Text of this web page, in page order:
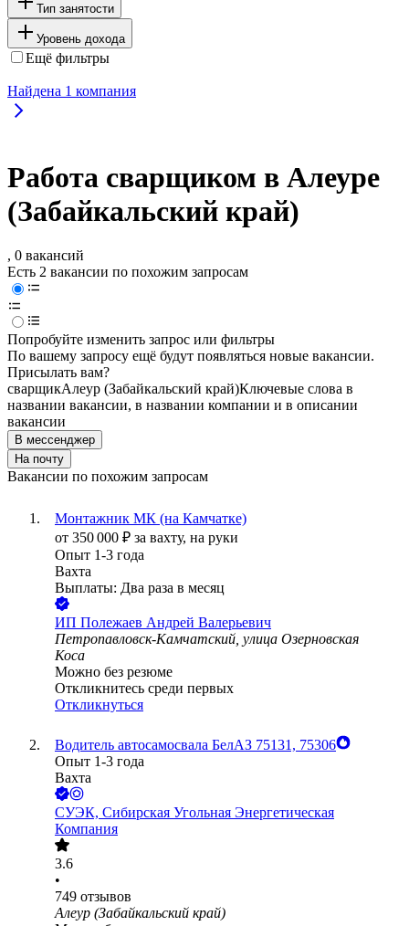
Тип занятости
Уровень дохода
Ещё фильтры
Найдена 1 компания
Работа сварщиком в Алеуре
(Забайкальский край)
, 0 вакансий
Есть 2 вакансии по похожим запросам
Попробуйте изменить запрос или фильтры
По вашему запросу ещё будут появляться новые вакансии.
Присылать вам?
сварщикАлеур (Забайкальский край)Ключевые слова в
названии вакансии, в названии компании и в описании
вакансии
В мессенджер
На почту
Вакансии по похожим запросам
Монтажник МК (на Камчатке)
от 350 000 ₽ за вахту, на руки
Опыт 1-3 года
Вахта
Выплаты: Два раза в месяц
ИП Полежаев Андрей Валерьевич
Петропавловск-Камчатский, улица Озерновская
Коса
Можно без резюме
Откликнитесь среди первых
Откликнуться
Водитель автосамосвала БелАЗ 75131, 75306
Опыт 1-3 года
Вахта
СУЭК, Сибирская Угольная Энергетическая
Компания
3.6
•
749 отзывов
Алеур (Забайкальский край)